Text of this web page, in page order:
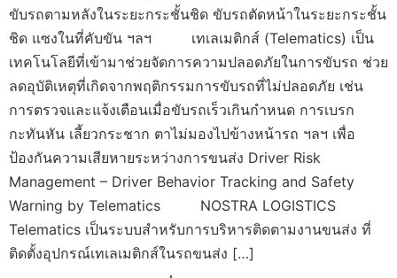
ขับรถตามหลังในระยะกระชั้นชิด ขับรถตัดหน้าในระยะกระชั้น
ชิด แซงในที่คับขัน ฯลฯ เทเลเมติกส์ (Telematics) เป็น
เทคโนโลยีที่เข้ามาช่วยจัดการความปลอดภัยในการขับรถ ช่วย
ลดอุบัติเหตุที่เกิดจากพฤติกรรมการขับรถที่ไม่ปลอดภัย เช่น
การตรวจและแจ้งเตือนเมื่อขับรถเร็วเกินกำหนด การเบรก
กะทันหัน เลี้ยวกระชาก ตาไม่มองไปข้างหน้ารถ ฯลฯ เพื่อ
ป้องกันความเสียหายระหว่างการขนส่ง Driver Risk
Management – Driver Behavior Tracking and Safety
Warning by Telematics NOSTRA LOGISTICS
Telematics เป็นระบบสำหรับการบริหารติดตามงานขนส่ง ที่
ติดตั้งอุปกรณ์เทเลเมติกส์ในรถขนส่ง […]